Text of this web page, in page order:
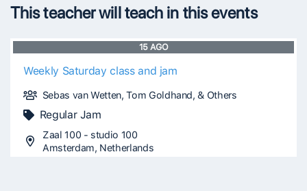
This teacher will teach in this events
15AGO
Weekly Saturday class and jam
Sebas van Wetten, Tom Goldhand, & Others
Regular Jam
Zaal 100 - studio 100
Amsterdam, Netherlands